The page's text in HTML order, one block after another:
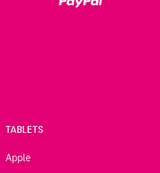
TABLETS
Apple